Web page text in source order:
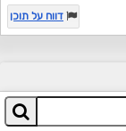
דווח על תוכן